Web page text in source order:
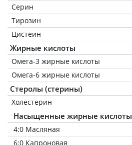
Серин
Тирозин
Цистеин
Жирные кислоты
Омега-3 жирные кислоты
Омега-6 жирные кислоты
Стеролы (стерины)
Холестерин
Насыщенные жирные кислоты
4:0 Масляная
6:0 Капроновая